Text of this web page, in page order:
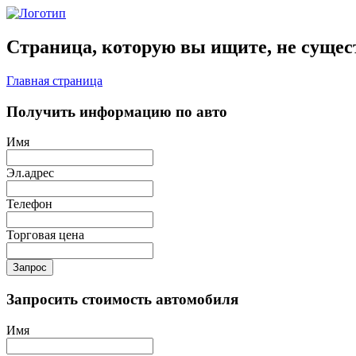
Страница, которую вы ищите, не
Главная страница
Получить информацию по авто
Имя
Эл.адрес
Телефон
Торговая цена
Запрос
Запросить стоимость автомобиля
Имя